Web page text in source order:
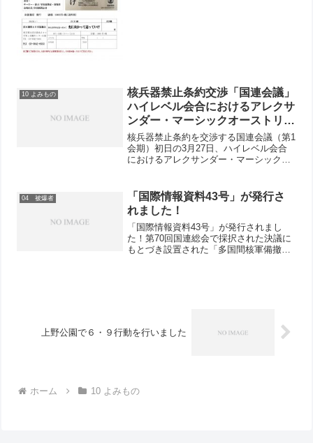
10 よみもの
核兵器禁止条約交渉「国連会議」
ハイレベル会合におけるアレクサ
ンダー・マーシックオーストリア
大使・政治担当副大臣の演説全文
＜仮訳＞
核兵器禁止条約を交渉する国連会議（第1
会期）初日の3月27日、ハイレベル会合
におけるアレクサンダー・マーシックオ
国際部）＜仮訳＞ オーストリア アレク
サンダー・マーシッ...
04 被爆者
「国際情報資料43号」が発行さ
れました！
「国際情報資料43号」が発行されまし
た！第70回国連総会で採択された決議に
もとづき設置された「多国間核軍備撤廃
上野公園で６・９行動を行いました
ホーム 10 よみもの